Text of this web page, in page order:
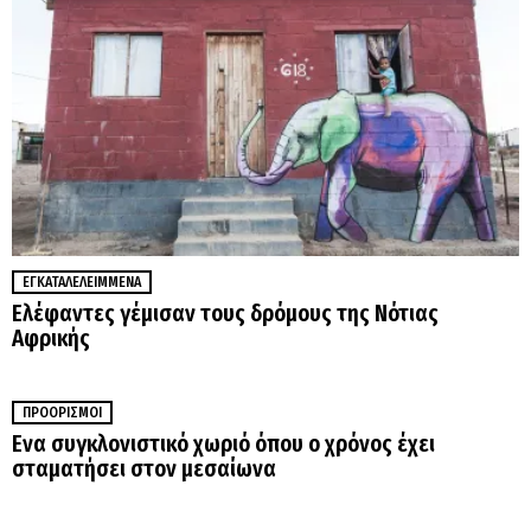
ΕΓΚΑΤΑΛΕΛΕΙΜΜΈΝΑ
Ελέφαντες γέμισαν τους δρόμους της Νότιας
Αφρικής
ΠΡΟΟΡΙΣΜΟΊ
Ενα συγκλονιστικό χωριό όπου ο χρόνος έχει
σταματήσει στον μεσαίωνα